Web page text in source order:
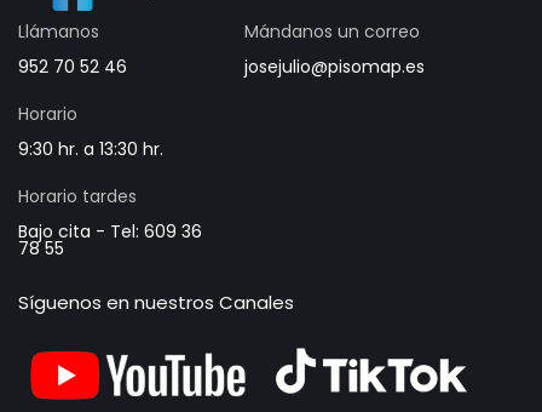
Llámanos
952 70 52 46
Mándanos un correo
josejulio@pisomap.es
Horario
9:30 hr. a 13:30 hr.
Horario tardes
Bajo cita - Tel: 609 36
78 55
Síguenos en nuestros Canales